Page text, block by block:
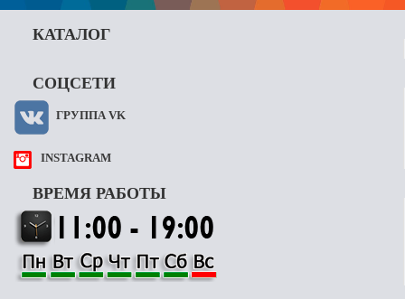
КАТАЛОГ
СОЦСЕТИ
ГРУППА VK
INSTAGRAM
ВРЕМЯ РАБОТЫ